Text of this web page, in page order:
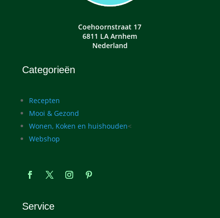
Coehoornstraat 17
6811 LA Arnhem
Nederland
Categorieën
Recepten
Mooi & Gezond
Wonen, Koken en huishouden<
Webshop
Service